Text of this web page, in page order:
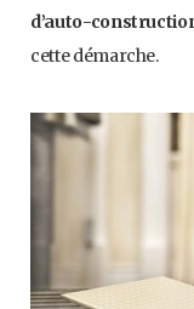
d’auto-
cette démarche.